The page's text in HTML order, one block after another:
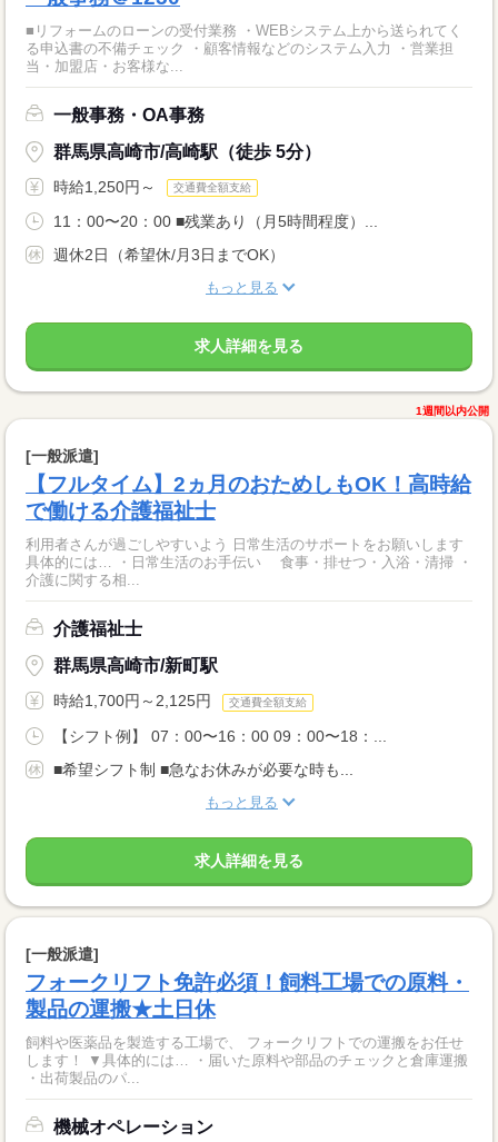
■リフォームのローンの受付業務 ・WEBシステム上から送られてく
る申込書の不備チェック ・顧客情報などのシステム入力 ・営業担
当・加盟店・お客様な...
一般事務・OA事務
群馬県高崎市/高崎駅（徒歩 5分）
時給1,250円～ 交通費全額支給
11：00〜20：00 ■残業あり（月5時間程度）...
週休2日（希望休/月3日までOK）
もっと見る
求人詳細を見る
1週間以内公開
[一般派遣]
【フルタイム】2ヵ月のおためしもOK！高時給
で働ける介護福祉士
利用者さんが過ごしやすいよう 日常生活のサポートをお願いします
具体的には… ・日常生活のお手伝い 食事・排せつ・入浴・清掃 ・
介護に関する相...
介護福祉士
群馬県高崎市/新町駅
時給1,700円～2,125円 交通費全額支給
【シフト例】 07：00〜16：00 09：00〜18：...
■希望シフト制 ■急なお休みが必要な時も...
もっと見る
求人詳細を見る
[一般派遣]
フォークリフト免許必須！飼料工場での原料・
製品の運搬★土日休
飼料や医薬品を製造する工場で、 フォークリフトでの運搬をお任せ
します！ ▼具体的には… ・届いた原料や部品のチェックと倉庫運搬
・出荷製品のパ...
機械オペレーション